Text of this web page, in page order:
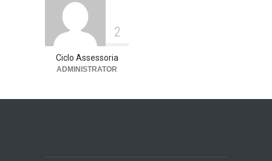
2
Ciclo Assessoria
ADMINISTRATOR